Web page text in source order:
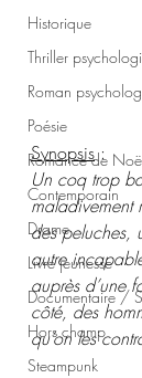
Historique
Thriller
Roman
Poésie
Romance de
Contemporain
Drame
Livre jeunesse
Documentaire /
Hors champ
Steampunk
Synopsis :
Un coq trop
maladivement
des peluches,
autre
auprès d’une
côté, des
qu’on les